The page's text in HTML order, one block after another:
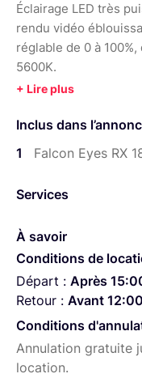
Éclairage LED très
rendu vidéo
réglable de 0 à
5600K.
FOURNI AVEC :
2 softbox,
PACK PHOTO : Sony
PACK VIDEO : Sony
ND variable, + micro
ou
PACK VIDEO+ :
ND variable, + micro
Inclus dans
1
Falcon Eyes RX
Services
À savoir
Conditions de
Départ : Après
Retour : Avant 12:00
Conditions
Annulation gratuite
location.